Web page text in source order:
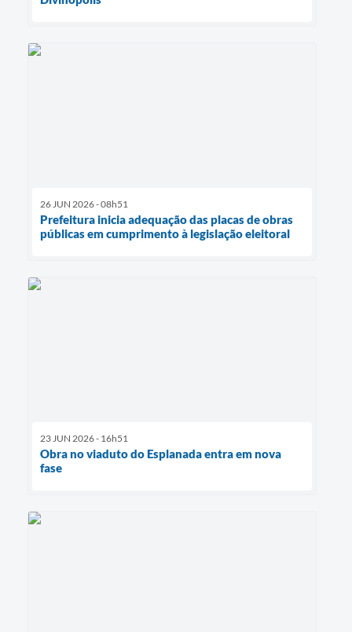
26 JUN 2026 - 08h51
Prefeitura inicia adequação das placas de obras
públicas em cumprimento à legislação eleitoral
23 JUN 2026 - 16h51
Obra no viaduto do Esplanada entra em nova
fase